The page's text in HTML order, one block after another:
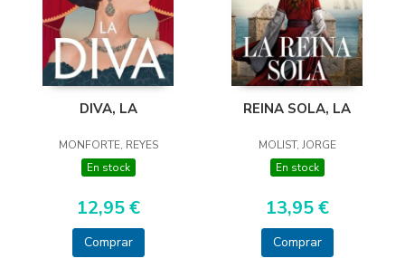
DIVA, LA
MONFORTE, REYES
En stock
12,95 €
Comprar
REINA SOLA, LA
MOLIST, JORGE
En stock
13,95 €
Comprar